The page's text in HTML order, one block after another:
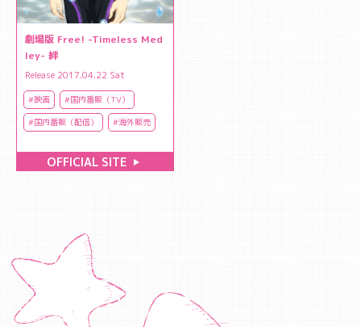
劇場版 Free! -Timeless Med
ley- 絆
Release 2017.04.22 Sat
#映画
#国内番販（TV）
#国内番販（配信）
#海外販売
OFFICIAL SITE